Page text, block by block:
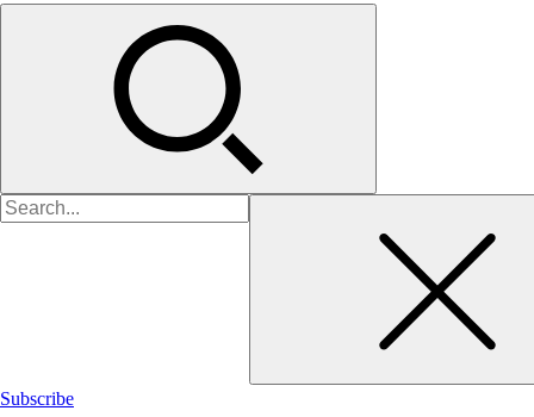
검
Subscribe